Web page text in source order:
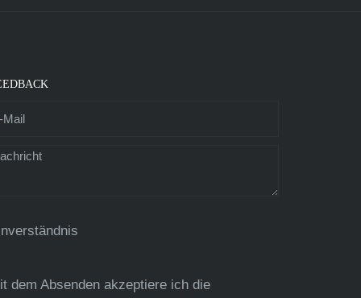
dem Absenden akzeptiere ich die